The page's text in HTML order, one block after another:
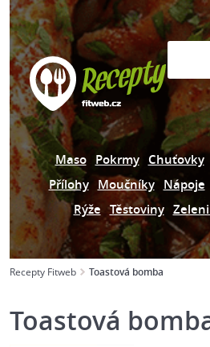
Maso Pokrmy Chuťovky
Přílohy Moučníky Nápoje
Rýže Těstoviny
Recepty Fitweb Toastová bomba
Toastová